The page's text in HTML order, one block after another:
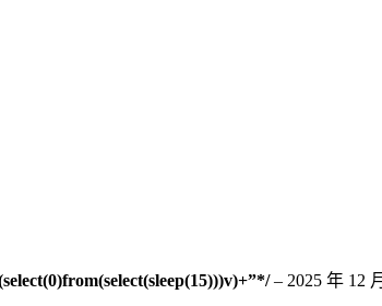
– 2025 年 12